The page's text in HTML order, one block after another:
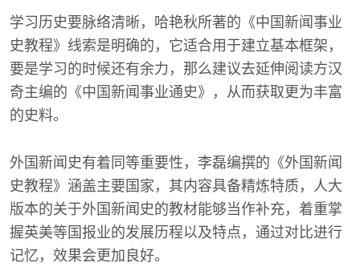
学习历史要脉络清晰，哈艳秋所著的《中国新闻事业
史教程》线索是明确的，它适合用于建立基本框架，
要是学习的时候还有余力，那么建议去延伸阅读方汉
奇主编的《中国新闻事业通史》，从而获取更为丰富
的史料。
外国新闻史有着同等重要性，李磊编撰的《外国新闻
史教程》涵盖主要国家，其内容具备精炼特质，人大
版本的关于外国新闻史的教材能够当作补充，着重掌
握英美等国报业的发展历程以及特点，通过对比进行
记忆，效果会更加良好。